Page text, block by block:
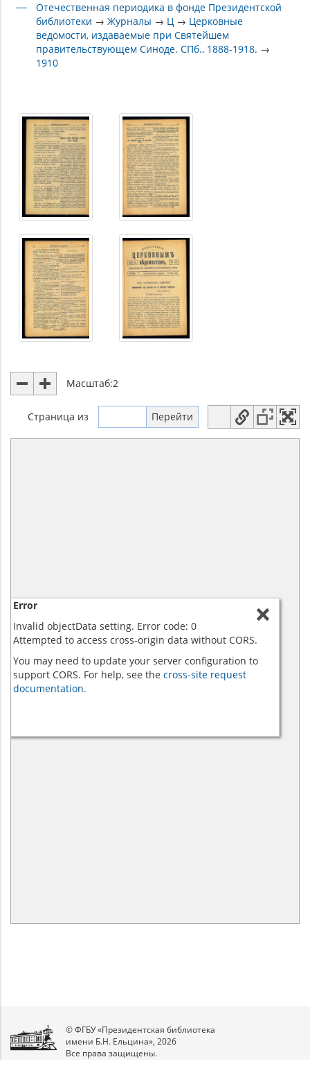
Отечественная периодика в фонде Президентской
библиотеки →Журналы → Ц → Церковные
ведомости, издаваемые при Святейшем
правительствующем Синоде. СПб., 1888-1918. →
1910
Масштаб:2
Страница из
Error
Invalid objectData setting. Error code: 0
Attempted to access cross-origin data without CORS.
You may need to update your server configuration to
support CORS. For help, see the cross-site request
documentation.
© ФГБУ «Президентская библиотека
имени Б.Н. Ельцина», 2026
Все права защищены.